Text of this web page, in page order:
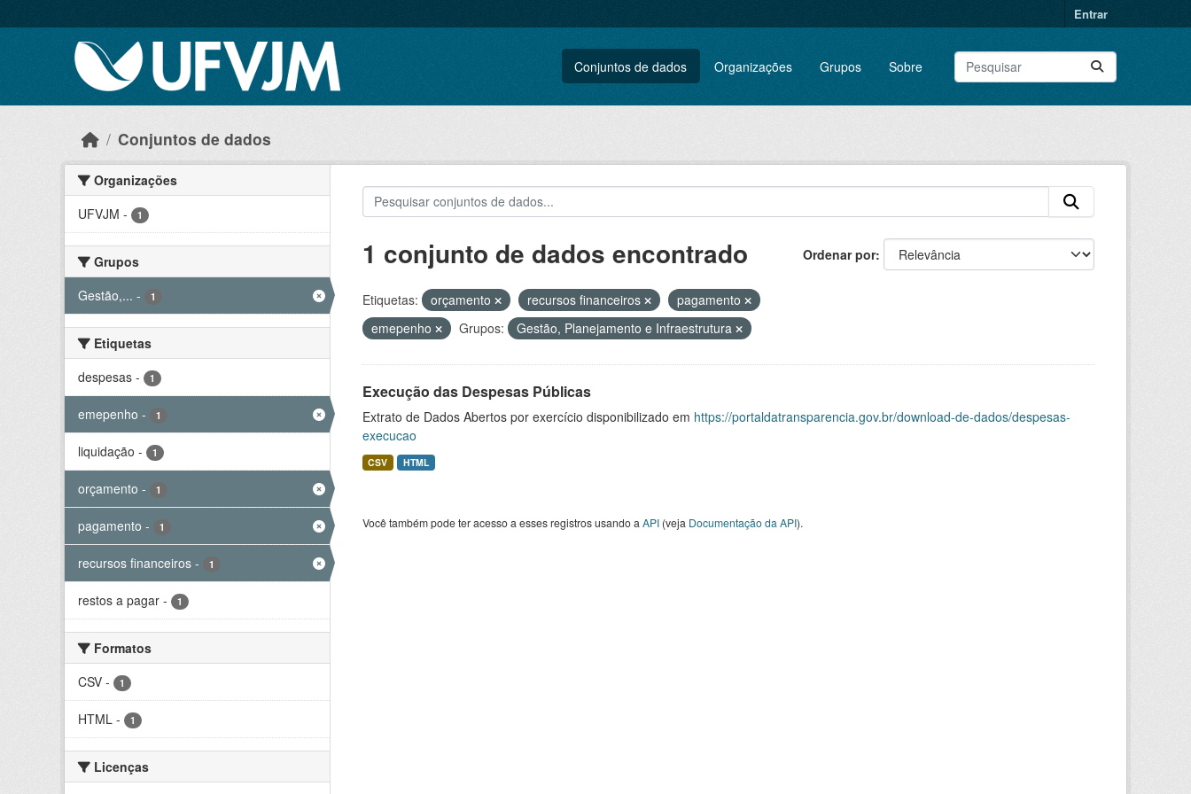
Entrar
Conjuntos de dados Organizações Grupos Sobre
Conjuntos de dados
Organizações
UFVJM - 1
Grupos
Gestão,... - 1
Etiquetas
despesas - 1
emepenho - 1
liquidação - 1
orçamento - 1
pagamento - 1
recursos financeiros - 1
restos a pagar - 1
Formatos
CSV - 1
HTML - 1
Licenças
Ordenar por
1 conjunto de dados encontrado
Etiquetas: orçamento recursos financeiros
pagamento
emepenho
Grupos: Gestão, Planejamento e Infraestrutura
Execução das Despesas Públicas
Extrato de Dados Abertos por exercício disponibilizado em https://portaldatransparencia.gov.br/download-de-dados/despesas-
execucao
CSV HTML
Você também pode ter acesso a esses registros usando a API(veja Documentação da API).